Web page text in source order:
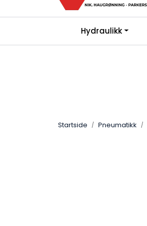
Skip to main content
Bli Kunde | FAQ
Hydraulikk
Startside Pneumatikk